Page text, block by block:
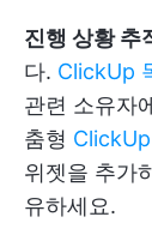
진행 상황 추
다. ClickUp
관련 소유자
춤형
위젯을 추가
유하세요.